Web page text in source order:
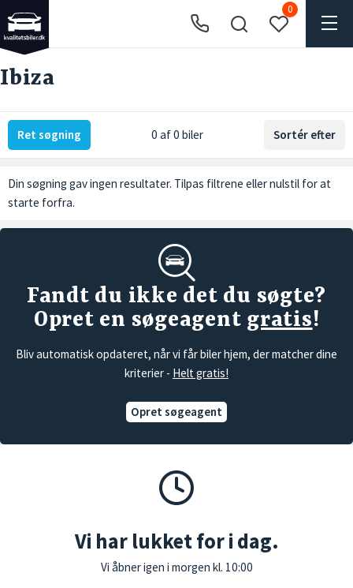
0
Ibiza
Ret søgning 0 af 0 biler Sortér efter
Din søgning gav ingen resultater. Tilpas filtrene ellernulstil for at
starte forfra.
Fandt du ikke det du søgte?
Opret en søgeagent gratis!
Bliv automatisk opdateret, når vi får biler hjem, der matcher dine
kriterier - Helt gratis!
Opret søgeagent
Vi har lukket for i dag.
Vi åbner igen i morgen kl. 10:00